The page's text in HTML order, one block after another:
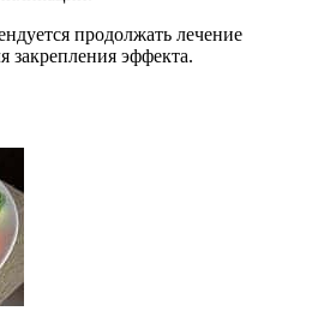
продолжать лечение
закрепления эффекта.